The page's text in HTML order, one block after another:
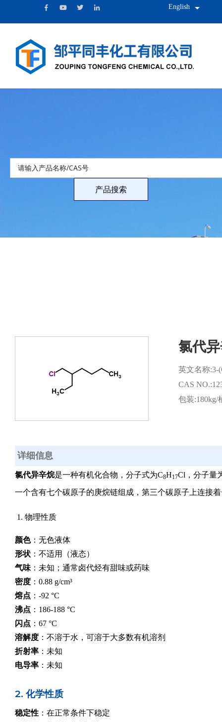
English
氯代
英文名称:3-
CAS
包装:180kg/
详细信息
氯代异辛烷是一种有机化合物，分子式为C8H17Cl ，分子量
一个含有七个碳原子的庚烷链组成，第三个碳原子上连接
1. 物理性质
颜色：无色液体
形状 ：不适用（液态）
气味 ：未知；通常卤代烃有甜味或药味
密度 ：0.88 g/cm³
熔点 ：-92 °C
沸点 ：186-188 °C
闪点 ：67 °C
溶解度 ：不溶于水，可溶于大多数有机溶剂
折射率 ： 未知
电导率 ： 未知
2. 化学性质
稳定性 ：在正常条件下稳定